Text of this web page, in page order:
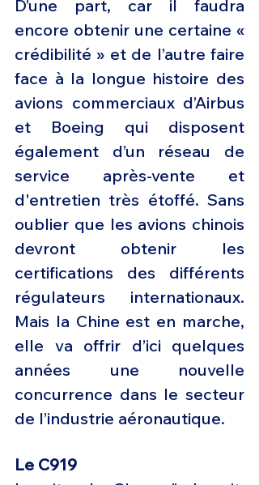
D’une part, car il faudra
encore obtenir une certaine «
crédibilité » et de l’autre faire
face à la longue histoire des
avions commerciaux d’Airbus
et Boeing qui disposent
également d’un réseau de
service après-vente et
d'entretien très étoffé. Sans
oublier que les avions chinois
devront obtenir les
certifications des différents
régulateurs internationaux.
Mais la Chine est en marche,
elle va offrir d’ici quelques
années une nouvelle
concurrence dans le secteur
de l’industrie aéronautique.
Le C919